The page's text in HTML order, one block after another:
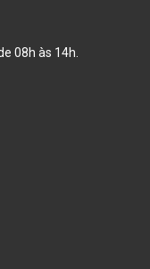
08h às 14h.